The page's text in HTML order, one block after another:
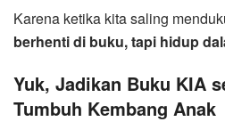
Karena ketika kita saling
berhenti di buku, tapi hidup
Yuk, Jadikan Buku KIA
Tumbuh Kembang Anak